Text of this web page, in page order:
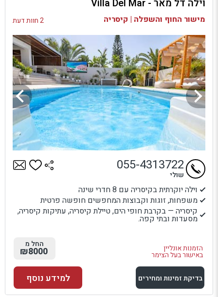
בדיקת זמינות ומחירים
וילה דל מאר - Villa Del Mar
מישור החוף והשפלה | קיסריה 2 חוות דעת
וילה יוקרתית בקיסריה עם 8 חדרי שינה
משפחות, זוגות וקבוצות המחפשים חופשה פרטית
קיסריה — בקרבת חופי הים, טיילת קיסריה, עתיקות קיסריה,
מסעדות ובתי קפה.
הזמנות אונליין
באישור בעל הצימר
055-4313722
שולי
החל מ
₪8000
בדיקת זמינות ומחירים למידע נוסף